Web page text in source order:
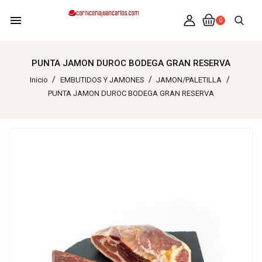
menu 0
PUNTA JAMON DUROC BODEGA GRAN RESERVA
Inicio EMBUTIDOS Y JAMONES
JAMON/PALETILLA
PUNTA JAMON DUROC BODEGA GRAN RESERVA